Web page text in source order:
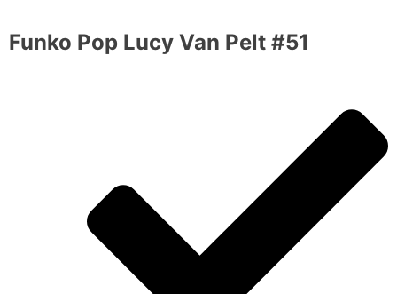
Funko Pop Lucy Van Pelt #51